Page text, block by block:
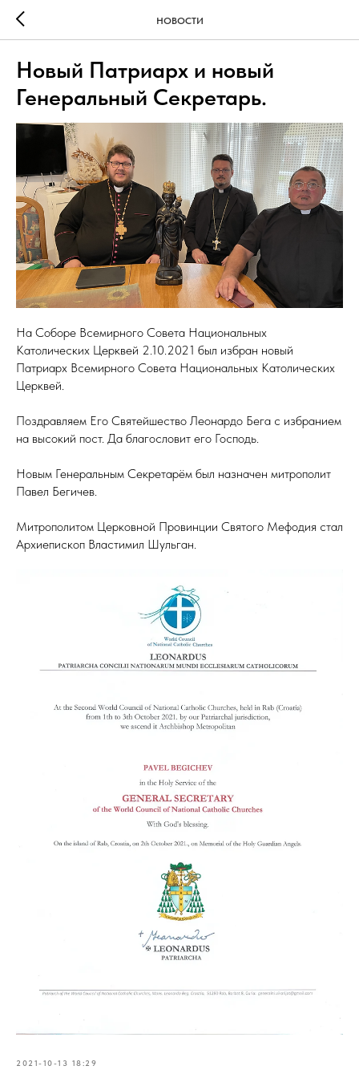
НОВОСТИ
Новый Патриарх и новый
Генеральный Секретарь.
На Соборе Всемирного Совета Национальных
Католических Церквей 2.10.2021 был избран новый
Патриарх Всемирного Совета Национальных Католических
Церквей.
Поздравляем Его Святейшество Леонардо Бега с избранием
на высокий пост. Да благословит его Господь.
Новым Генеральным Секретарём был назначен митрополит
Павел Бегичев.
Митрополитом Церковной Провинции Святого Мефодия стал
Архиепископ Властимил Шульган.
2021-10-13 18:29